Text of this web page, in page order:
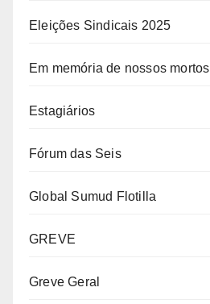
Eleições Sindicais 2025
Em memória de nossos mortos
Estagiários
Fórum das Seis
Global Sumud Flotilla
GREVE
Greve Geral